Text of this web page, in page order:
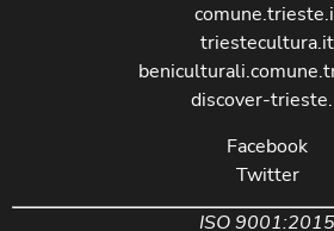
triestecultura.it
discover-
Facebook
Twitter
ISO 9001:2015